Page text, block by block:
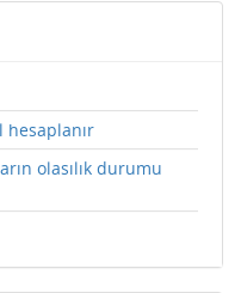
hesaplanır
olasılık durumu